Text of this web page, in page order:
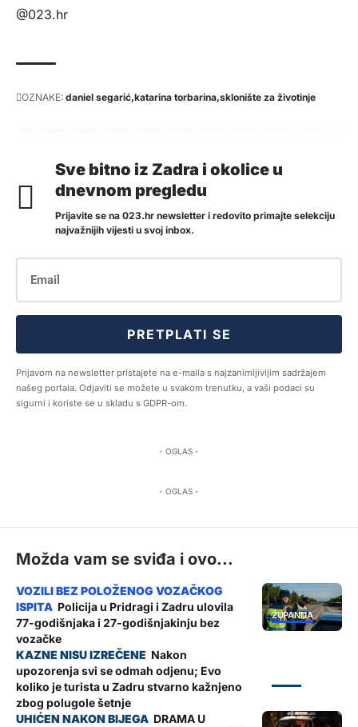
@023.hr
OZNAKE: daniel segarić katarina torbarina sklonište za životinje
Sve bitno iz Zadra i okolice u
dnevnom pregledu
Prijavite se na 023.hr newsletter i redovito primajte selekciju
najvažnijih vijesti u svoj inbox.
PRETPLATI SE
Prijavom na newsletter pristajete na e-maila s najzanimljivijim sadržajem
našeg portala. Odjaviti se možete u svakom trenutku, a vaši podaci su
sigurni i koriste se u skladu s GDPR-om.
- OGLAS -
- OGLAS -
Možda vam se sviđa i ovo...
ŽUPANIJA
Policija u Pridragi i Zadru ulovila
77-godišnjaka i 27-godišnjakinju bez
vozačke
Nakon
upozorenja svi se odmah odjenu; Evo
koliko je turista u Zadru stvarno kažnjeno
zbog polugole šetnje
DRAMA U